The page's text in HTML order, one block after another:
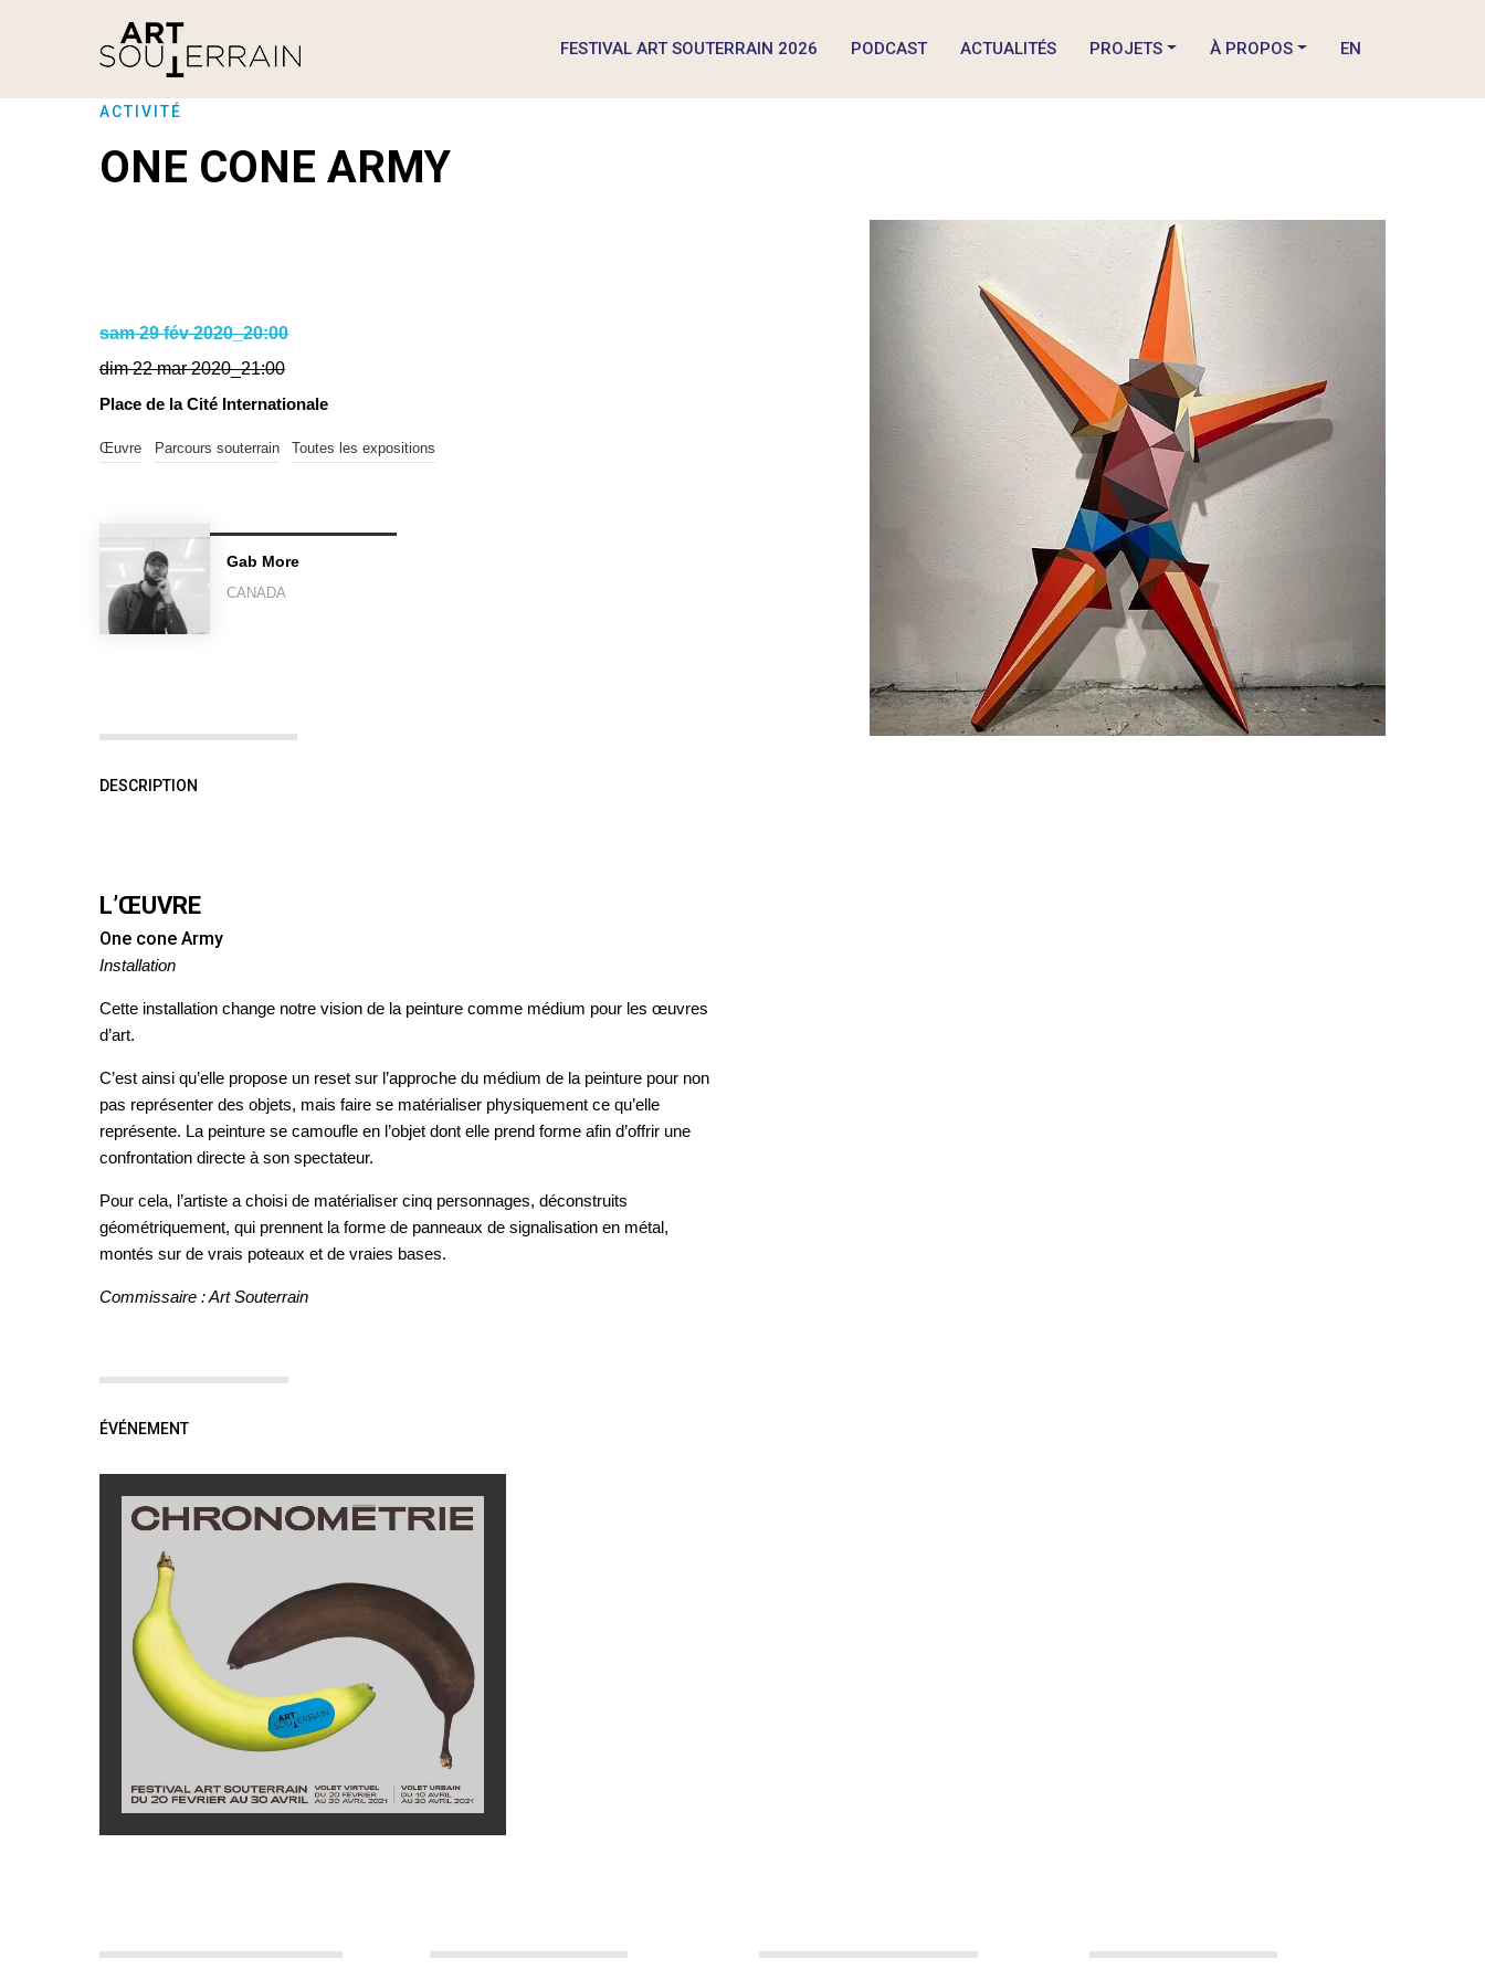
FESTIVAL ART SOUTERRAIN 2026 PODCAST ACTUALITÉS PROJETS À PROPOS EN
ACTIVITÉ
ONE CONE ARMY
sam 29 fév 2020_20:00
dim 22 mar 2020_21:00
Place de la Cité Internationale
Œuvre Parcours souterrain Toutes les expositions
Gab More
CANADA
DESCRIPTION
L’ŒUVRE
One cone Army
Installation
Cette installation change notre vision de la peinture comme médium pour les œuvres
d’art.
C’est ainsi qu’elle propose un reset sur l’approche du médium de la peinture pour non
pas représenter des objets, mais faire se matérialiser physiquement ce qu’elle
représente. La peinture se camoufle en l’objet dont elle prend forme afin d’offrir une
confrontation directe à son spectateur.
Pour cela, l’artiste a choisi de matérialiser cinq personnages, déconstruits
géométriquement, qui prennent la forme de panneaux de signalisation en métal,
montés sur de vrais poteaux et de vraies bases.
Commissaire : Art Souterrain
ÉVÉNEMENT